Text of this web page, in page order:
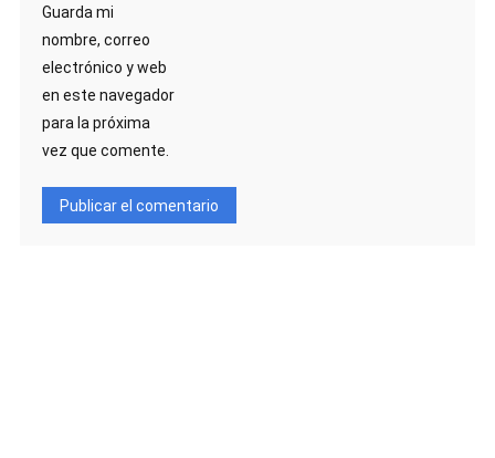
Guarda mi
nombre, correo
electrónico y web
en este navegador
para la próxima
vez que comente.